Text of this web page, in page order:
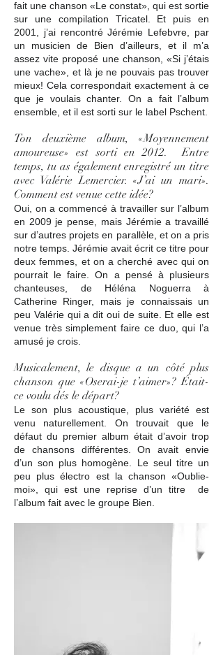
fait une chanson «Le constat», qui est sortie
sur une compilation Tricatel. Et puis en
2001, j’ai rencontré Jérémie Lefebvre, par
un musicien de Bien d’ailleurs, et il m’a
assez vite proposé une chanson, «Si j’étais
une vache», et là je ne pouvais pas trouver
mieux! Cela correspondait exactement à ce
que je voulais chanter. On a fait l’album
ensemble, et il est sorti sur le label Pschent.
Ton deuxième album, «Moyennement
amoureuse» est sorti en 2012. Entre
temps, tu as également enregistré un titre
avec Valérie Lemercier. «J’ai un mari».
Comment est venue cette idée?
Oui, on a commencé à travailler sur l’album
en 2009 je pense, mais Jérémie a travaillé
sur d’autres projets en parallèle, et on a pris
notre temps. Jérémie avait écrit ce titre pour
deux femmes, et on a cherché avec qui on
pourrait le faire. On a pensé à plusieurs
chanteuses, de Héléna Noguerra à
Catherine Ringer, mais je connaissais un
peu Valérie qui a dit oui de suite. Et elle est
venue très simplement faire ce duo, qui l’a
amusé je crois.
Musicalement, le disque a un côté plus
chanson que «Oserai-je t’aimer»? Était-
ce voulu dés le départ?
Le son plus acoustique, plus variété est
venu naturellement. On trouvait que le
défaut du premier album était d’avoir trop
de chansons différentes. On avait envie
d’un son plus homogène. Le seul titre un
peu plus électro est la chanson «Oublie-
moi», qui est une reprise d’un titre de
l’album fait avec le groupe Bien.